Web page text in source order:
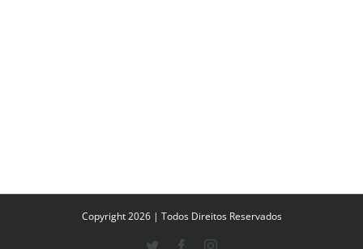
Copyright 2026 | Todos Direitos Reservados
Twitter FacebookInstagram